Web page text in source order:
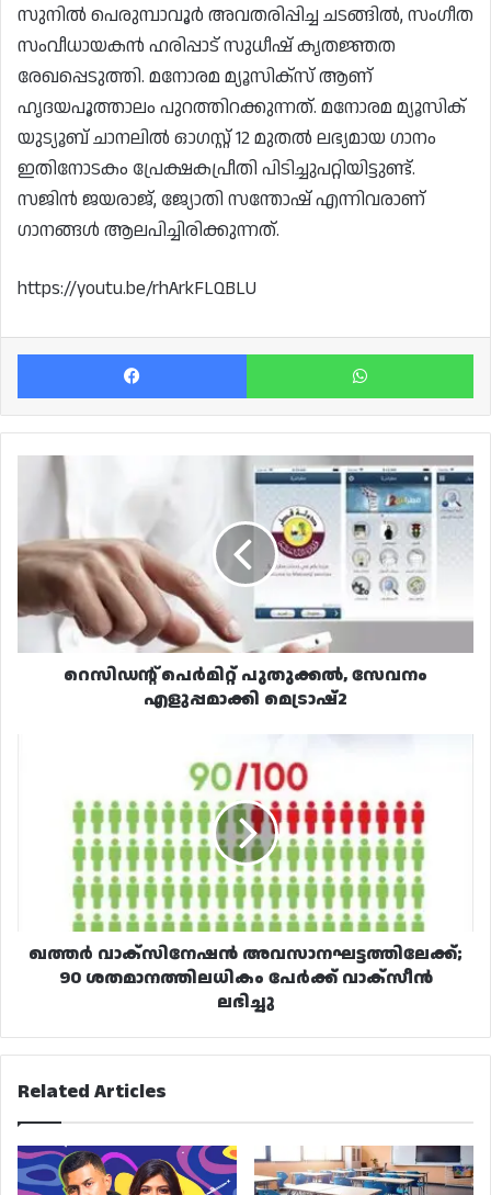
സുനിൽ പെരുമ്പാവൂർ അവതരിപ്പിച്ച ചടങ്ങിൽ, സംഗീത
സംവീധായകൻ ഹരിപ്പാട് സുധീഷ് കൃതജ്ഞത
രേഖപ്പെടുത്തി. മനോരമ മ്യൂസിക്‌സ് ആണ്
ഹൃദയപൂത്താലം പുറത്തിറക്കുന്നത്. മനോരമ മ്യൂസിക്
യുട്യൂബ് ചാനലിൽ ഓഗസ്റ്റ് 12 മുതൽ ലഭ്യമായ ഗാനം
ഇതിനോടകം പ്രേക്ഷകപ്രീതി പിടിച്ചുപറ്റിയിട്ടുണ്ട്.
സജിൻ ജയരാജ്, ജ്യോതി സന്തോഷ് എന്നിവരാണ്
ഗാനങ്ങൾ ആലപിച്ചിരിക്കുന്നത്.
https://youtu.be/rhArkFLQBLU
Facebook
റെസിഡന്റ്
സേവനം
എളുപ്പമാക്കി
മെട്രാഷ്2
റെസിഡന്റ് പെർമിറ്റ് പുതുക്കൽ, സേവനം
എളുപ്പമാക്കി മെട്രാഷ്2
ശതമാനത്തിലധികം
വാക്സീൻ
ഖത്തർ വാക്സിനേഷൻ അവസാനഘട്ടത്തിലേക്ക്;
90 ശതമാനത്തിലധികം പേർക്ക് വാക്സീൻ
ലഭിച്ചു
Related Articles